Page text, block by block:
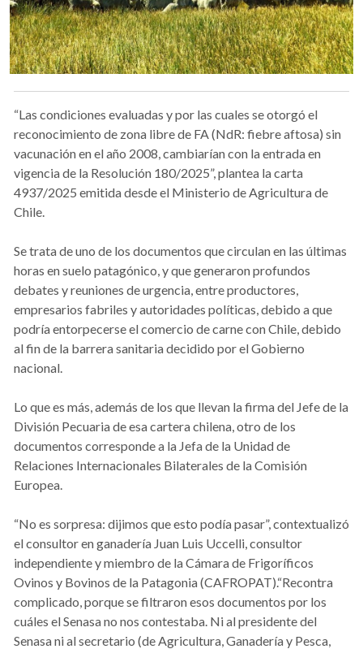
“Las condiciones evaluadas y por las cuales se otorgó el
reconocimiento de zona libre de FA (NdR: fiebre aftosa) sin
vacunación en el año 2008, cambiarían con la entrada en
vigencia de la Resolución 180/2025”, plantea la carta
4937/2025 emitida desde el Ministerio de Agricultura de
Chile.
Se trata de uno de los documentos que circulan en las últimas
horas en suelo patagónico, y que generaron profundos
debates y reuniones de urgencia, entre productores,
empresarios fabriles y autoridades políticas, debido a que
podría entorpecerse el comercio de carne con Chile, debido
al fin de la barrera sanitaria decidido por el Gobierno
nacional.
Lo que es más, además de los que llevan la firma del Jefe de la
División Pecuaria de esa cartera chilena, otro de los
documentos corresponde a la Jefa de la Unidad de
Relaciones Internacionales Bilaterales de la Comisión
Europea.
“No es sorpresa: dijimos que esto podía pasar”, contextualizó
el consultor en ganadería Juan Luis Uccelli, consultor
independiente y miembro de la Cámara de Frigoríficos
Ovinos y Bovinos de la Patagonia (CAFROPAT).“Recontra
complicado, porque se filtraron esos documentos por los
cuáles el Senasa no nos contestaba. Ni al presidente del
Senasa ni al secretario (de Agricultura, Ganadería y Pesca,